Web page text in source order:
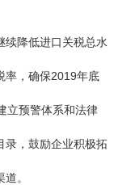
续降低进口关税总水
率，确保2019年底
立预警体系和法律
录，鼓励企业积极拓
。